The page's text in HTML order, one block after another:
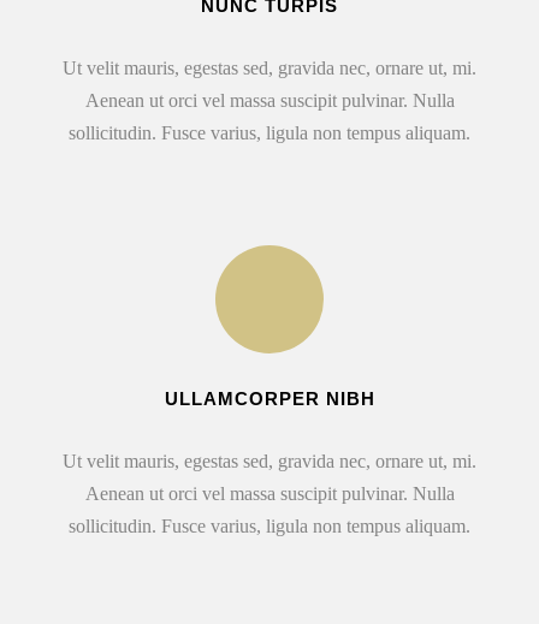
NUNC TURPIS
Ut velit mauris, egestas sed, gravida nec, ornare ut, mi.
Aenean ut orci vel massa suscipit pulvinar. Nulla
sollicitudin. Fusce varius, ligula non tempus aliquam.
ULLAMCORPER NIBH
Ut velit mauris, egestas sed, gravida nec, ornare ut, mi.
Aenean ut orci vel massa suscipit pulvinar. Nulla
sollicitudin. Fusce varius, ligula non tempus aliquam.